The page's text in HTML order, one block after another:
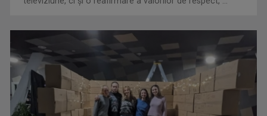
IONEL LESPUC
Prezintă emisiunea "Față în față"